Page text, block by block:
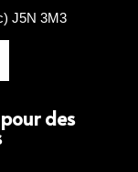
J5N 3M3
des